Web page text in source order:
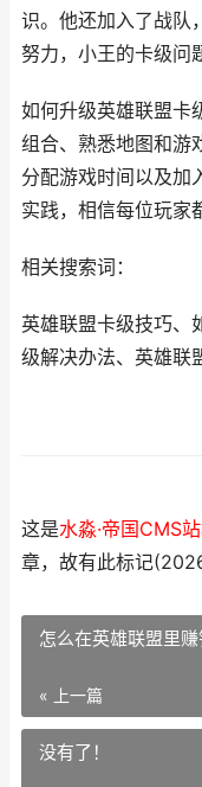
识。他还加入了战队
努力，小王的卡级问
如何升级英雄联盟卡
组合、熟悉地图和游
分配游戏时间以及加
实践，相信每位玩家
相关搜索词：
英雄联盟卡级技巧、
级解决办法、英雄联
这是水淼·帝国CMS
章，故有此标记
怎么在英雄联盟里
« 上一篇
没有了！